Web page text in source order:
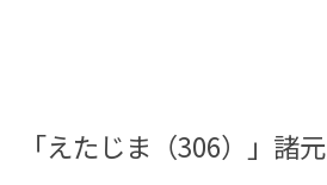
「えたじま（306）」諸元